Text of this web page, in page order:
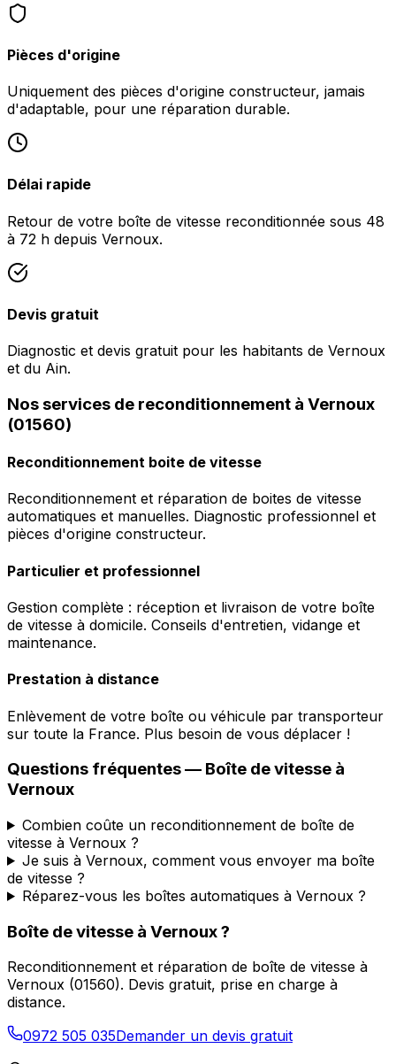
Pièces d'origine
Uniquement des pièces d'origine constructeur, jamais
d'adaptable, pour une réparation durable.
Délai rapide
Retour de votre boîte de vitesse reconditionnée sous 48
à 72 h depuis Vernoux.
Devis gratuit
Diagnostic et devis gratuit pour les habitants de Vernoux
et du Ain.
Nos services de reconditionnement à Vernoux
(01560)
Reconditionnement boite de vitesse
Reconditionnement et réparation de boites de vitesse
automatiques et manuelles. Diagnostic professionnel et
pièces d'origine constructeur.
Particulier et professionnel
Gestion complète : réception et livraison de votre boîte
de vitesse à domicile. Conseils d'entretien, vidange et
maintenance.
Prestation à distance
Enlèvement de votre boîte ou véhicule par transporteur
sur toute la France. Plus besoin de vous déplacer !
Questions fréquentes — Boîte de vitesse à
Vernoux
Combien coûte un reconditionnement de boîte de
vitesse à Vernoux ?
Je suis à Vernoux, comment vous envoyer ma boîte
de vitesse ?
Réparez-vous les boîtes automatiques à Vernoux ?
Boîte de vitesse à Vernoux?
Reconditionnement et réparation de boîte de vitesse à
Vernoux (01560). Devis gratuit, prise en charge à
distance.
0972 505 035Demander un devis gratuit